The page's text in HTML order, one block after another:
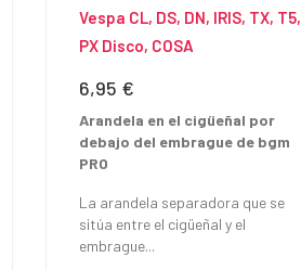
Vespa CL, DS, DN, IRIS, TX, T5,
PX Disco, COSA
Precio
6,95 €
Arandela en el cigüeñal por
debajo del embrague de bgm
PRO
La arandela separadora que se
sitúa entre el cigüeñal y el
embrague...